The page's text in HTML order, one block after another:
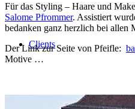
Clients
Für das Styling – Haare und
Salome Pfrommer. Assistiert
bedanken ganz herzlich bei allen
Der Link zur Seite von Pfeifle:
Motive …